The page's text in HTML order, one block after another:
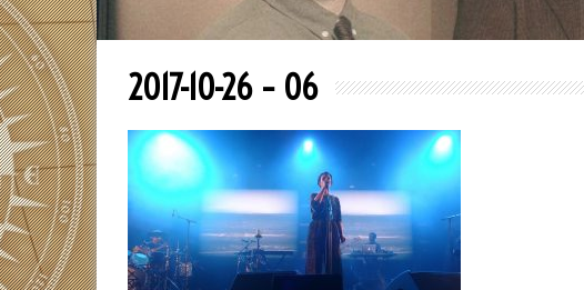
2017-10-26 – 06